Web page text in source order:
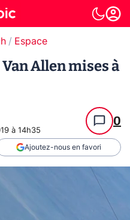
Espace
Allen mises à
à 14h35
0
Ajoutez-nous en favori